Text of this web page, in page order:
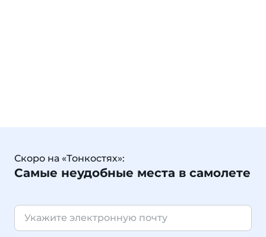
Скоро на «Тонкостях»:
Самые неудобные места в самолете